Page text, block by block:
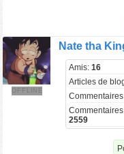
OFFLINE
Nate tha
Amis:16
Articles de
2559